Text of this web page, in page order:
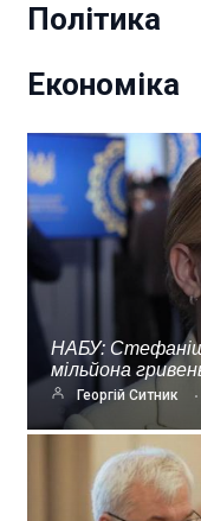
Політика
Економіка
НАБУ:
мільйона
Георгій Ситник